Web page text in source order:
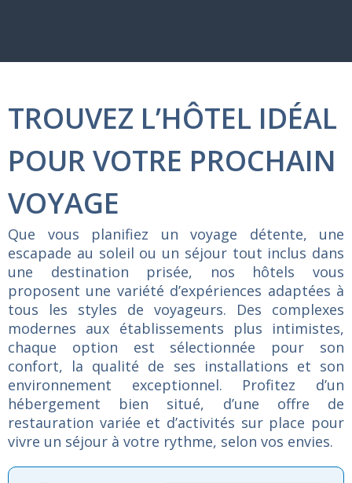
TROUVEZ L’HÔTEL IDÉAL
POUR VOTRE PROCHAIN
VOYAGE
Que vous planifiez un voyage détente, une
escapade au soleil ou un séjour tout inclus dans
une destination prisée, nos hôtelsvous
proposent une variété d’expériences adaptées à
tous les styles de voyageurs. Des complexes
modernes aux établissements plus intimistes,
chaque option est sélectionnée pour son
confort, la qualité de ses installations et son
environnement exceptionnel. Profitez d’un
hébergement bien situé, d’une offre de
restauration variée et d’activités sur place pour
vivre un séjour à votre rythme, selon vos envies.